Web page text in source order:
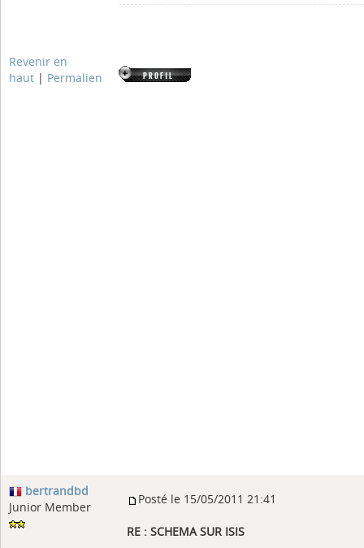
Revenir en
haut | Permalien
bertrandbd
Junior Member
Posté le 15/05/2011 21:41
RE : SCHEMA SUR ISIS